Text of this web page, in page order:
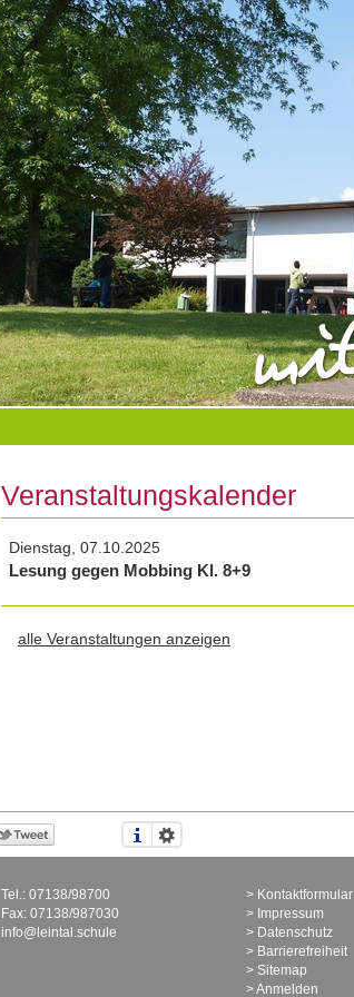
Veranstaltungskalender
Dienstag, 07.10.2025
Lesung gegen Mobbing Kl. 8+9
alle Veranstaltungen anzeigen
Tel.: 07138/98700
Fax: 07138/987030
info@leintal.schule
Kontaktformular
Impressum
Datenschutz
Barrierefreiheit
Sitemap
Anmelden